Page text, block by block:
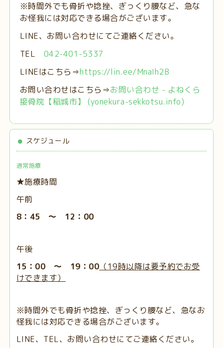
※時間外でも骨折や捻挫、ぎっくり腰など、急な
お怪我には対応できる場合がございます。
LINE、お問い合わせにてご連絡ください。
TEL 042-401-5337
LINEはこちら⇒https://lin.ee/MnaIh2B
お問い合わせはこちら⇒お問い合わせ - よねくら
接骨院【稲城市】 (yonekura-sekkotsu.info)
スケジュール
通常施療
★施療時間
午前
8：45 ～ 12：00
午後
15：00 ～ 19：00 （19時以降は要予約でお受
けできます）
※時間外でも骨折や捻挫、ぎっくり腰など、急なお
怪我には対応できる場合がございます。
LINE、TEL、お問い合わせにてご連絡ください。